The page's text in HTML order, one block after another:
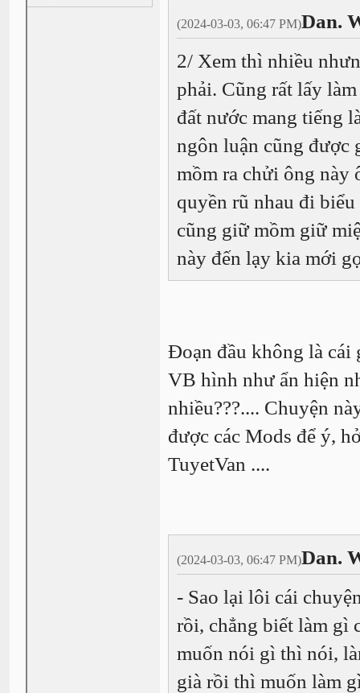
(2024-03-03, 06:47 PM)Dan.
2/ Xem thì nhiều
phải. Cũng rất lấy
đất nước mang tiếng
ngôn luận cũng được
mồm ra chửi ông này
quyền rũ nhau đi
cũng giữ mồm giữ
này đến lạy kia mới
Đoạn đầu không là cái
VB hình như ẩn hiện
nhiều???.... Chuyện
được các Mods để ý,
TuyetVan ....
(2024-03-03, 06:47 PM)Dan.
- Sao lại lôi cái
rồi, chẳng biết làm gì
muốn nói gì thì nói,
già rồi thì muốn làm